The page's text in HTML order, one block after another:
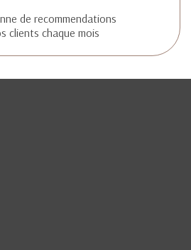
de recommendations
clients chaque mois